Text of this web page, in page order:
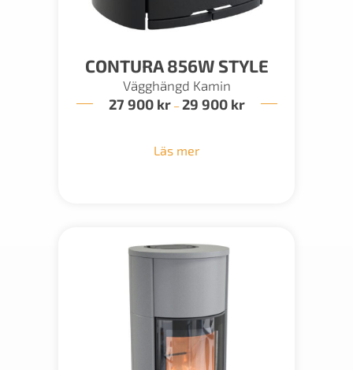
CONTURA 856W STYLE
Vägghängd Kamin
27 900 kr – 29 900 krPrisintervall:
Läs mer